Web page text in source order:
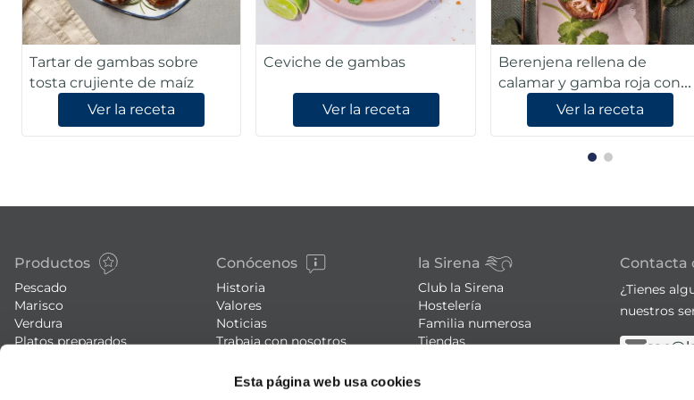
Esta página web usa cookies
Tartar de gambas sobre
tosta crujiente de maíz
Ver la receta
Ceviche de gambas
Ver la receta
Berenjena rellena de
calamar y gamba roja con
verduras asiáticas
Ver la receta
Productos
Pescado
Marisco
Verdura
Platos preparados
Conócenos
Historia
Valores
Noticias
Trabaja con nosotros
Eventos
la Sirena
Club la Sirena
Hostelería
Familia numerosa
Tiendas
Recetas
Contacta
¿Tienes
nuestros